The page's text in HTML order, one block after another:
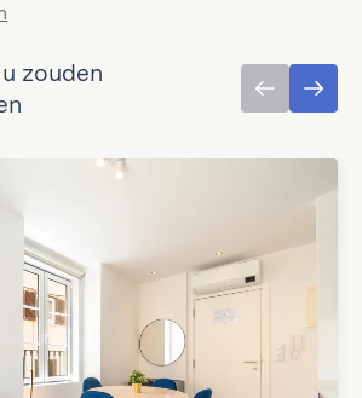
zouden